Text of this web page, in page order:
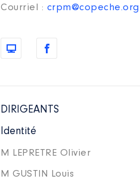
Courriel : crpm@copeche.org
DIRIGEANTS
Identité
M LEPRETRE Olivier
M GUSTIN Louis